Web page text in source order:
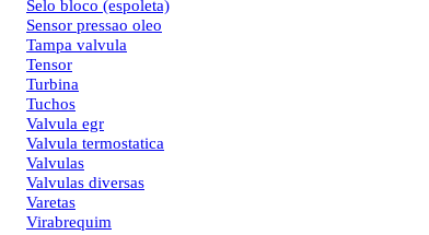
Selo bloco (espoleta)
Sensor pressao oleo
Tampa valvula
Tensor
Turbina
Tuchos
Valvula egr
Valvula termostatica
Valvulas
Valvulas diversas
Varetas
Virabrequim